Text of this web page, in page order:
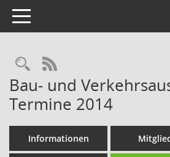
Toggle navigation
Rechercheauswahl
RSS-Feed
Bau- und
Termine 2014
Informationen